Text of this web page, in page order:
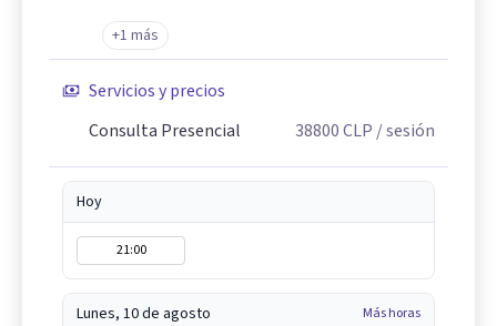
+1 más
Servicios y precios
Consulta Presencial
38800CLP / sesión
Hoy
21:00
Lunes, 10 de agosto Más horas